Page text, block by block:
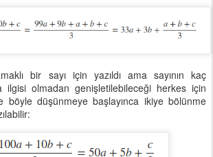
bir sayı için yazıldı ama sayının kaç
ilgisi olmadan genişletilebileceği herkes için
böyle düşünmeye başlayınca ikiye bölünme